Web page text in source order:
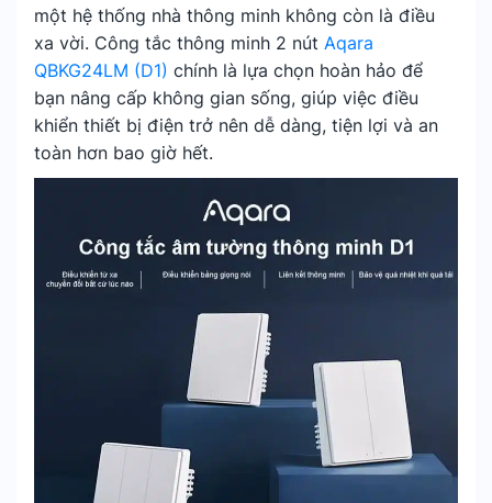
một hệ thống nhà thông minh không còn là điều
xa vời. Công tắc thông minh 2 nút Aqara
QBKG24LM (D1) chính là lựa chọn hoàn hảo để
bạn nâng cấp không gian sống, giúp việc điều
khiển thiết bị điện trở nên dễ dàng, tiện lợi và an
toàn hơn bao giờ hết.